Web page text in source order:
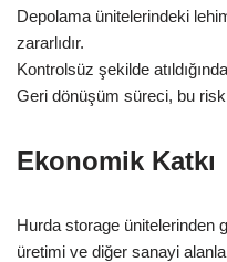
Depolama ünitelerindeki
zararlıdır.
Kontrolsüz şekilde
Geri dönüşüm süreci, bu
Ekonomik Katkı
Hurda storage ünitelerinden
üretimi ve diğer sanayi